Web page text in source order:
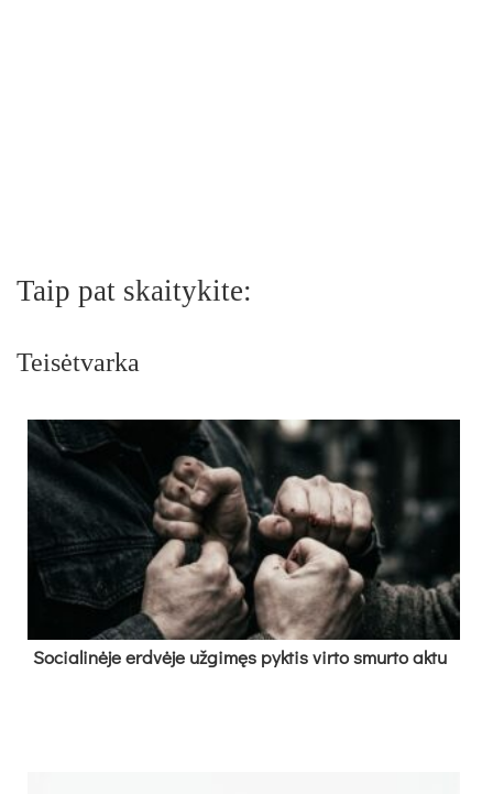
Taip pat skaitykite:
Teisėtvarka
So­cia­li­nė­je erd­vė­je už­gi­męs pyk­tis vir­to smur­to ak­tu